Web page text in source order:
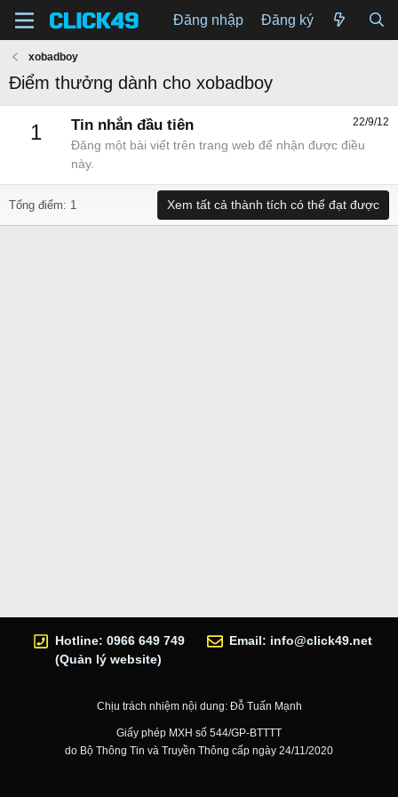
Đăng nhập Đăng ký
xobadboy
Điểm thưởng dành cho xobadboy
1 22/9/12
Tin nhắn đầu tiên
Đăng một bài viết trên trang web để nhận được điều
này.
Tổng điểm: 1 Xem tất cả thành tích có thể đạt được
Hotline: 0966 649 749
(Quản lý website)
Email: info@click49.net
Chịu trách nhiệm nội dung: Đỗ Tuấn Mạnh
Giấy phép MXH số 544/GP-BTTTT
do Bộ Thông Tin và Truyền Thông cấp ngày 24/11/2020